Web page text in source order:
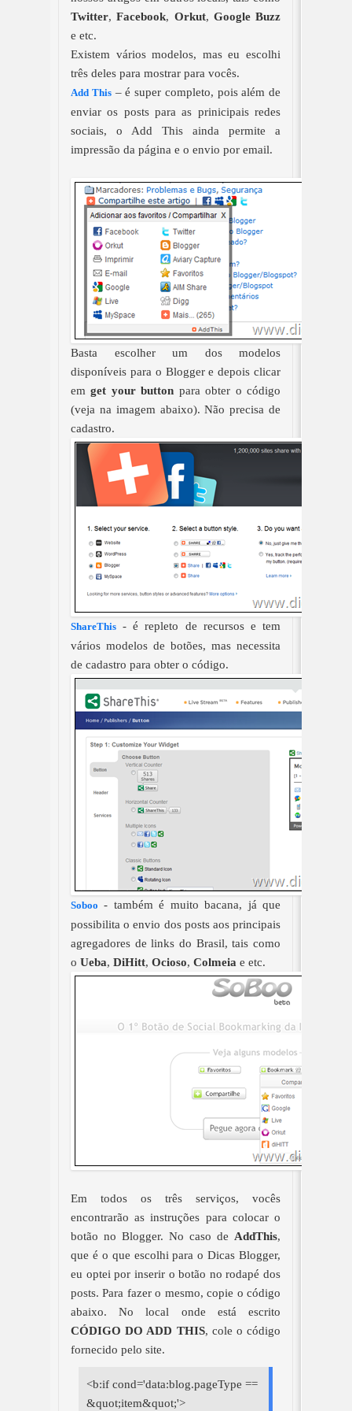
Twitter,Facebook, Orkut, Google Buzz
e etc.
Existem vários modelos, mas eu escolhi
três deles para mostrar para vocês.
Add This– é super completo, pois além de
enviar os posts para as prinicipais redes
sociais, o Add This ainda permite a
impressão da página e o envio por email.
Basta escolher um dos modelos
disponíveis para o Blogger e depois clicar
emget your button para obter o código
(veja na imagem abaixo). Não precisa de
cadastro.
ShareThis - é repleto de recursos e tem
vários modelos de botões, mas necessita
de cadastro para obter o código.
Soboo - também é muito bacana, já que
possibilita o envio dos posts aos principais
agregadores de links do Brasil, tais como
o Ueba, DiHitt, Ocioso, Colmeia e etc.
Em todos os três serviços, vocês
encontrarão as instruções para colocar o
botão no Blogger. No caso de AddThis,
que é o que escolhi para o Dicas Blogger,
eu optei por inserir o botão no rodapé dos
posts. Para fazer o mesmo, copie o código
abaixo. No local onde está escrito
CÓDIGO DO ADD THIS, cole o código
fornecido pelo site.
<b:if cond='data:blog.pageType ==
&quot;item&quot;'>